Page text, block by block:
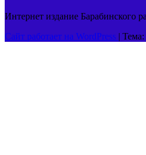
Интернет издание Барабинского
Сайт работает на WordPress | Тема: